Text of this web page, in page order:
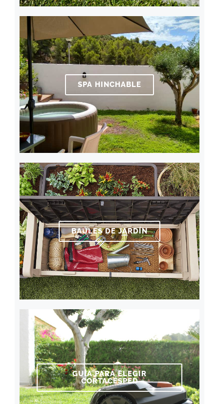
SPA HINCHABLE
BAÚLES DE JARDÍN
GUÍA PARA ELEGIR
CORTACÉSPED